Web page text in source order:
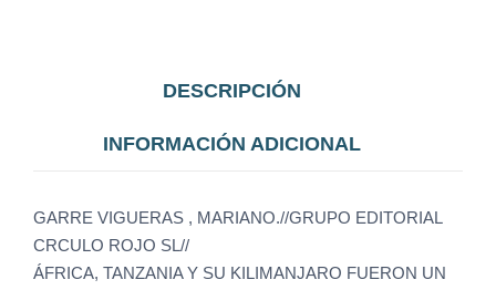
DESCRIPCIÓN
INFORMACIÓN ADICIONAL
GARRE VIGUERAS , MARIANO.//GRUPO EDITORIAL
CRCULO ROJO SL//
ÁFRICA, TANZANIA Y SU KILIMANJARO FUERON UN